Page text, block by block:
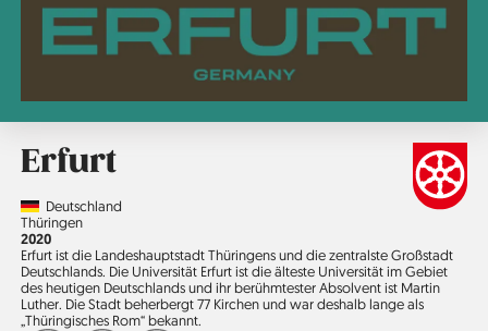
Erfurt
CountryDeutschland
Region
Thüringen
Jahr
2020
Erfurt ist die Landeshauptstadt Thüringens und die zentralste Großstadt
Deutschlands. Die Universität Erfurt ist die älteste Universität im Gebiet
des heutigen Deutschlands und ihr be­rühmtester Absolvent ist Martin
Luther. Die Stadt beherbergt 77 Kirchen und war deshalb lange als
„Thüringisches Rom“ bekannt.